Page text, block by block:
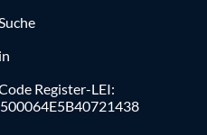
Register-LEI: